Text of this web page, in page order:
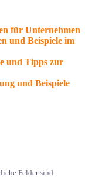
für Unternehmen
und Beispiele im
und Tipps zur
und Beispiele
Felder sind